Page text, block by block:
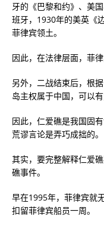
牙的《巴黎和约》、美
班牙，1930年的美英《
菲律宾领土。
因此，在法律层面，菲
另外，二战结束后，根
岛主权属于中国，可以有
因此，仁爱礁是我国固
荒谬言论是弄巧成拙的。
其实，要完整解释仁爱
礁事件。
早在1995年，菲律宾就
扣留菲律宾船员一周。